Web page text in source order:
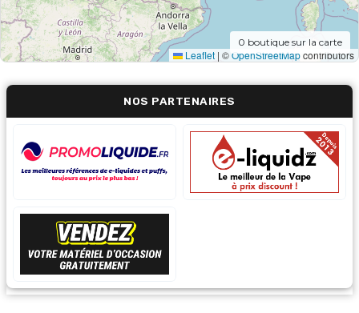
Leaflet | ©OpenStreetMapcontributors
0 boutique sur la carte
NOS PARTENAIRES